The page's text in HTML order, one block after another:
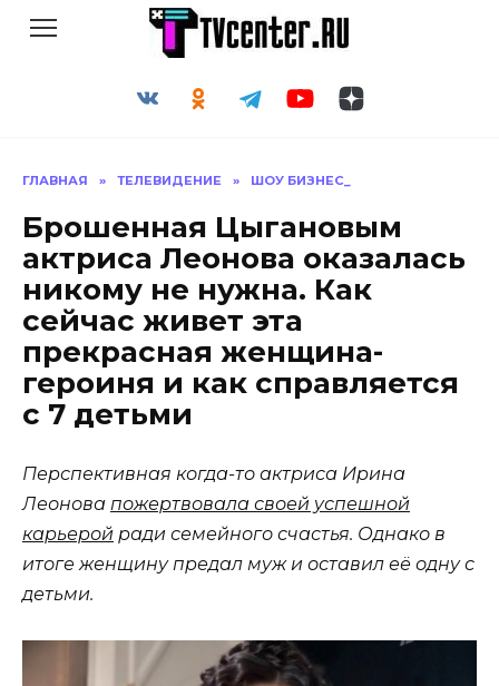
ГЛАВНАЯ » ТЕЛЕВИДЕНИЕ » ШОУ БИЗНЕС_
Брошенная Цыгановым
актриса Леонова оказалась
никому не нужна. Как
сейчас живет эта
прекрасная женщина-
героиня и как справляется
с 7 детьми
Перспективная когда-то актриса Ирина
Леонова пожертвовала своей успешной
карьерой ради семейного счастья. Однако в
итоге женщину предал муж и оставил её одну с
детьми.